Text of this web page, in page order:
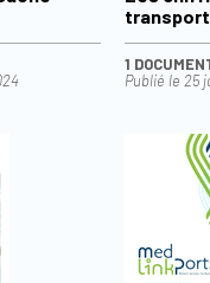
1
Publié le 25